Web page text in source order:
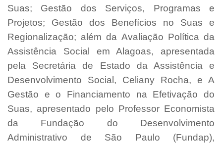
Suas; Gestão dos Serviços, Programas e
Projetos; Gestão dos Benefícios no Suas e
Regionalização; além da Avaliação Política da
Assistência Social em Alagoas, apresentada
pela Secretária de Estado da Assistência e
Desenvolvimento Social, Celiany Rocha, e A
Gestão e o Financiamento na Efetivação do
Suas, apresentado pelo Professor Economista
da Fundação do Desenvolvimento
Administrativo de São Paulo (Fundap),